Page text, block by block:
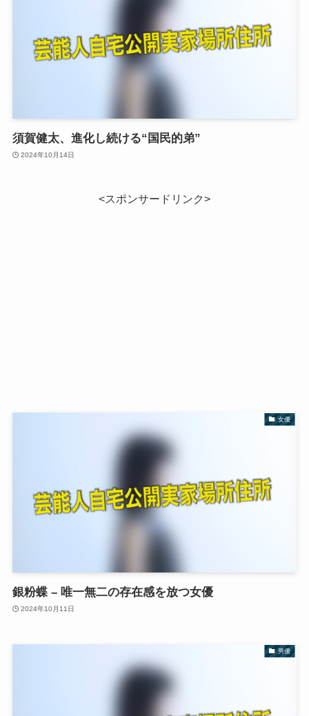
須賀健太、進化し続ける“国民的弟”
2024年10月14日
<スポンサードリンク>
女優
銀粉蝶 – 唯一無二の存在感を放つ女優
2024年10月11日
男優